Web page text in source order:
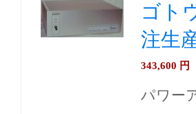
ゴト
注生
343,600 円
パワー